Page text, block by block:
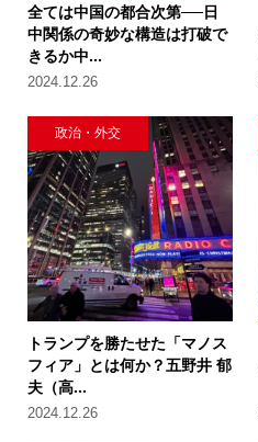
全ては中国の都合次第──日
中関係の奇妙な構造は打破で
きるか中...
2024.12.26
政治・外交
トランプを勝たせた「マノス
フィア」とは何か？五野井 郁
夫（高...
2024.12.26